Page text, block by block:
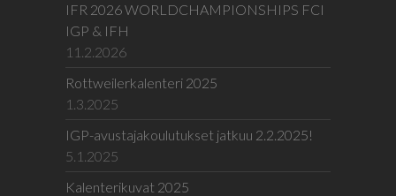
IFR 2026 WORLDCHAMPIONSHIPS FCI
IGP & IFH
11.2.2026
Rottweilerkalenteri 2025
1.3.2025
IGP-avustajakoulutukset jatkuu 2.2.2025!
5.1.2025
Kalenterikuvat 2025